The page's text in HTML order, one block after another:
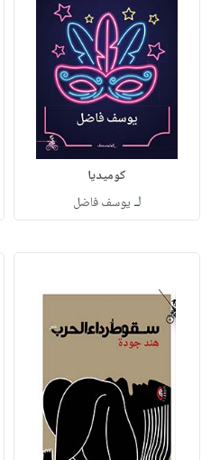
كوميديا
لـ يوسف فاضل